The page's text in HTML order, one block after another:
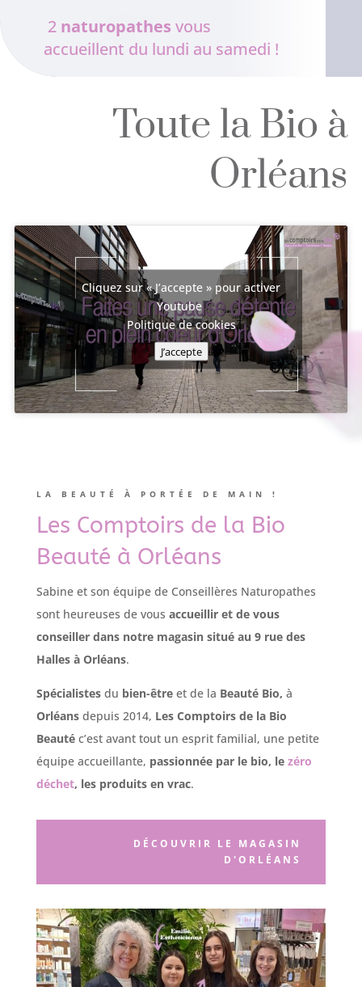
2 naturopathes vous
accueillent du lundi au samedi !
Toute la Bio à
Orléans
Cliquez sur « J’accepte » pour activer
Youtube
Politique de cookies
J’accepte
LA BEAUTÉ À PORTÉE DE MAIN !
Les Comptoirs de la Bio
Beauté à Orléans
Sabine et son équipe de Conseillères Naturopathes
sont heureuses de vous accueillir et de vous
conseiller dans notre magasin situé au 9 rue des
Halles à Orléans.
Spécialistesdu bien-êtreet de la Beauté Bio, à
Orléansdepuis 2014, Les Comptoirs de la Bio
Beautéc’est avant tout un esprit familial, une petite
équipe accueillante, passionnée par le bio, le zéro
déchet, les produits en vrac.
DÉCOUVRIR LE MAGASIN
D'ORLÉANS